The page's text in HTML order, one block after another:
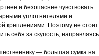
и безопаснее чувствовать
уплотнителями и
креплениями. Поэтому не стоит
себя за скупость,
— большая сумка на